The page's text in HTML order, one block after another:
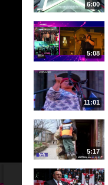
6:00
5:08
11:01
5:17